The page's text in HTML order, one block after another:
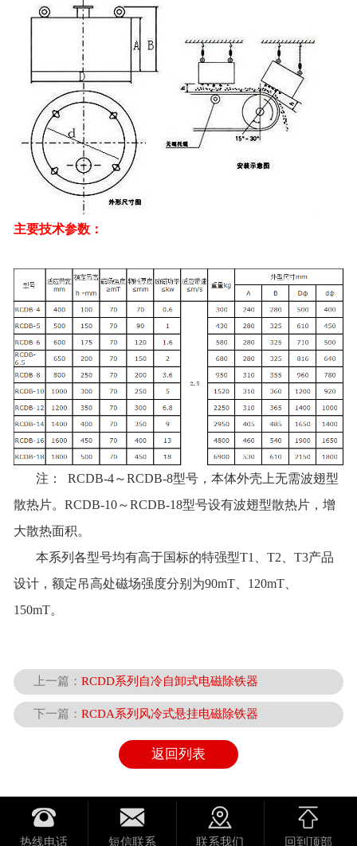
主要技术参数：
注： RCDB-4～RCDB-8型号，本体外壳上无需波翅型
散热片。RCDB-10～RCDB-18型号设有波翅型散热片，增
大散热面积。
本系列各型号均有高于国标的特强型T1、T2、T3产品
设计，额定吊高处磁场强度分别为90mT、120mT、
150mT。
上一篇： RCDD系列自冷自卸式电磁除铁器
下一篇： RCDA系列风冷式悬挂电磁除铁器
返回列表
热线电话 短信联系 联系我们 回到顶部